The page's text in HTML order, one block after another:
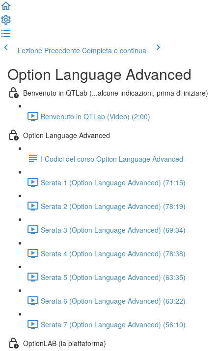
Lezione Precedente Completa e continua
Option Language Advanced
Benvenuto in QTLab (...alcune indicazioni, prima di iniziare)
Benvenuto in QTLab (Video) (2:00)
Option Language Advanced
I Codici del corso Option Language Advanced
Serata 1 (Option Language Advanced) (71:15)
Serata 2 (Option Language Advanced) (78:19)
Serata 3 (Option Language Advanced) (69:34)
Serata 4 (Option Language Advanced) (78:38)
Serata 5 (Option Language Advanced) (63:35)
Serata 6 (Option Language Advanced) (63:22)
Serata 7 (Option Language Advanced) (56:10)
OptionLAB (la piattaforma)